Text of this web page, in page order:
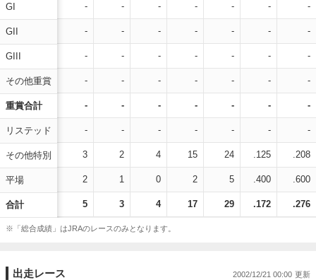
GI
GII
GIII
その他重賞
重賞合計
リステッド
その他特別
平場
合計
- - - - - - -
- - - - - - -
- - - - - - -
- - - - - - -
- - - - - - -
- - - - - - -
3 2 4 15 24 .125 .208
2 1 0 2 5 .400 .600
5 3 4 17 29 .172 .276
※「総合成績」はJRAのレースのみとなります。
出走レース 2002/12/21 00:00